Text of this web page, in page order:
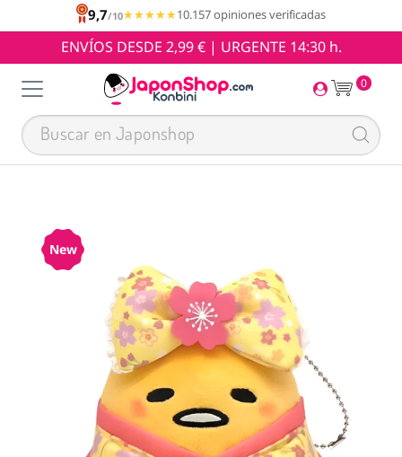
9,7/10★★★★★
★★★★★10.157 opiniones verificadas
ENVÍOS DESDE 2,99 € | URGENTE 14:30 h.
0
New